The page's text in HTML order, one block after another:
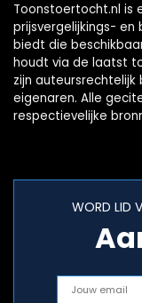
Toonstoertocht.nl is
prijsvergelijkings-
biedt die
houdt via de laatst
zijn
eigenaren. Alle
respectievelijke
WORD LID